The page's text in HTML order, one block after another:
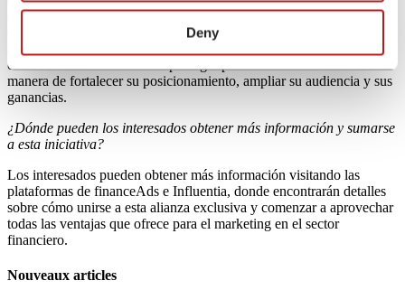
Deny
combine conocimiento y un público comprometido. Para crecer en
este sector, deben centrarse en ofrecer contenido auténtico y valioso,
colaboración con marcas de prestigio puede ser una excelente
manera de fortalecer su posicionamiento, ampliar su audiencia y sus
ganancias.
¿Dónde pueden los interesados obtener más información y sumarse
a esta iniciativa?
Los interesados pueden obtener más información visitando las
plataformas de financeAds e Influentia, donde encontrarán detalles
sobre cómo unirse a esta alianza exclusiva y comenzar a aprovechar
todas las ventajas que ofrece para el marketing en el sector
financiero.
Nouveaux articles